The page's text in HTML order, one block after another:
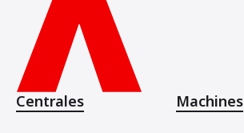
Centrales Machines